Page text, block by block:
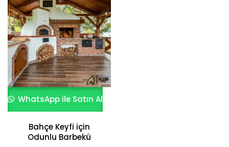
WhatsApp ile Satın Al
Bahçe Keyfi için
Odunlu Barbekü